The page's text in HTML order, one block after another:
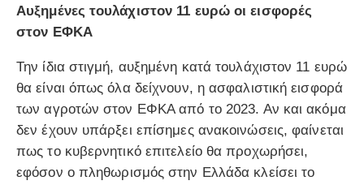
Αυξημένες τουλάχιστον 11 ευρώ οι εισφορές
στον ΕΦΚΑ
Την ίδια στιγμή, αυξημένη κατά τουλάχιστον 11 ευρώ
θα είναι όπως όλα δείχνουν, η ασφαλιστική εισφορά
των αγροτών στον ΕΦΚΑ από το 2023. Αν και ακόμα
δεν έχουν υπάρξει επίσημες ανακοινώσεις, φαίνεται
πως το κυβερνητικό επιτελείο θα προχωρήσει,
εφόσον ο πληθωρισμός στην Ελλάδα κλείσει το